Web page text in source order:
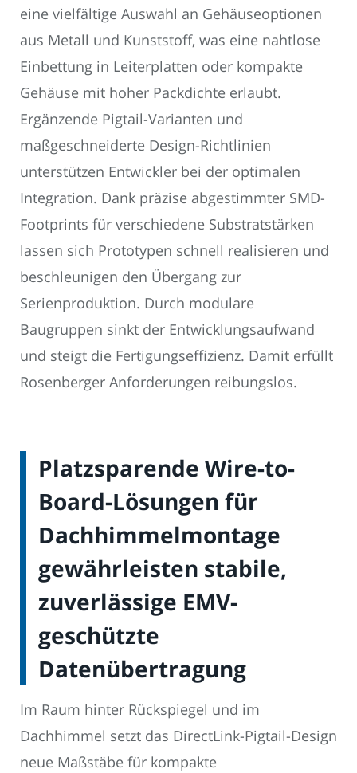
eine vielfältige Auswahl an Gehäuseoptionen
aus Metall und Kunststoff, was eine nahtlose
Einbettung in Leiterplatten oder kompakte
Gehäuse mit hoher Packdichte erlaubt.
Ergänzende Pigtail-Varianten und
maßgeschneiderte Design-Richtlinien
unterstützen Entwickler bei der optimalen
Integration. Dank präzise abgestimmter SMD-
Footprints für verschiedene Substratstärken
lassen sich Prototypen schnell realisieren und
beschleunigen den Übergang zur
Serienproduktion. Durch modulare
Baugruppen sinkt der Entwicklungsaufwand
und steigt die Fertigungseffizienz. Damit erfüllt
Rosenberger Anforderungen reibungslos.
Platzsparende Wire-to-
Board-Lösungen für
Dachhimmelmontage
gewährleisten stabile,
zuverlässige EMV-
geschützte
Datenübertragung
Im Raum hinter Rückspiegel und im
Dachhimmel setzt das DirectLink-Pigtail-Design
neue Maßstäbe für kompakte